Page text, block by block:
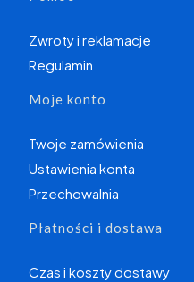
Zwroty i reklamacje
Regulamin
Moje konto
Twoje zamówienia
Ustawienia konta
Przechowalnia
Płatności i dostawa
Czas i koszty dostawy